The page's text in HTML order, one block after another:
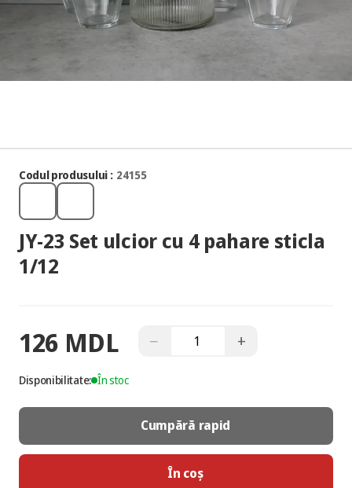
Codul produsului : 24155
JY-23 Set ulcior cu 4 pahare sticla
1/12
126 MDL − +
Disponibilitate: În stoc
Cumpără rapid
În coș